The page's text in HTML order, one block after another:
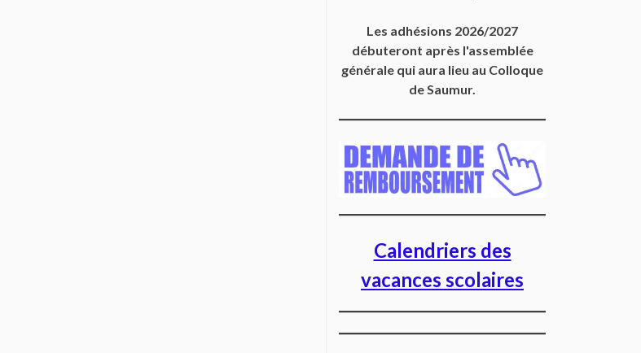
Les adhésions 2026/2027
débuteront après l'assemblée
générale qui aura lieu au Colloque
de Saumur.
Calendriers des
vacances scolaires